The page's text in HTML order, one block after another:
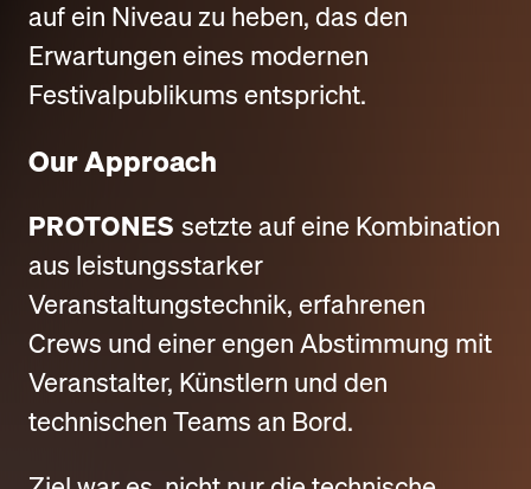
auf ein Niveau zu heben, das den
Erwartungen eines modernen
Festivalpublikums entspricht.
Our Approach
PROTONES setzte auf eine Kombination
aus leistungsstarker
Veranstaltungstechnik, erfahrenen
Crews und einer engen Abstimmung mit
Veranstalter, Künstlern und den
technischen Teams an Bord.